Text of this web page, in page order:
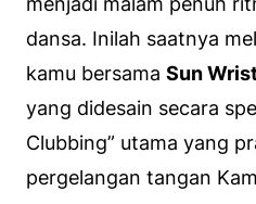
dansa. Inilah saatnya
kamu bersama Sun
yang didesain secara
Clubbing” utama yang
pergelangan tangan